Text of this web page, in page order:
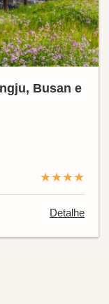
Busan e
★★★★
Detalhe